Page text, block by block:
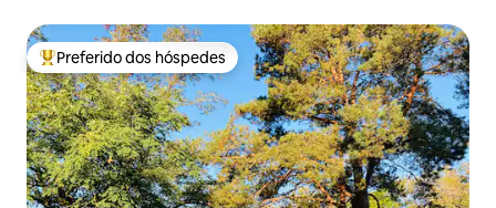
Entre os melhores preferidos dos hóspedes
Preferido dos hóspedes